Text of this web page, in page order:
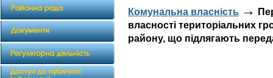
Комунальна власність →
власності територіальних
району, що підлягають